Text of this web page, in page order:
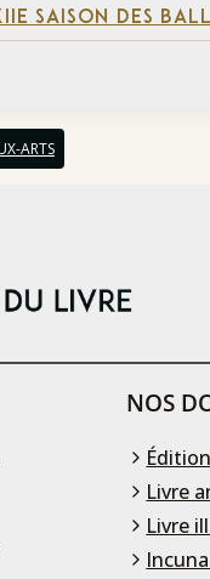
SAISON DES
ARTS
NOS
Livre
Livre